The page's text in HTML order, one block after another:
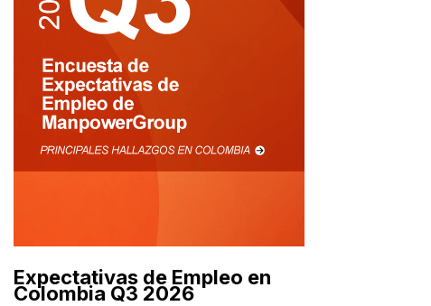
Expectativas de Empleo en
Colombia Q3 2026